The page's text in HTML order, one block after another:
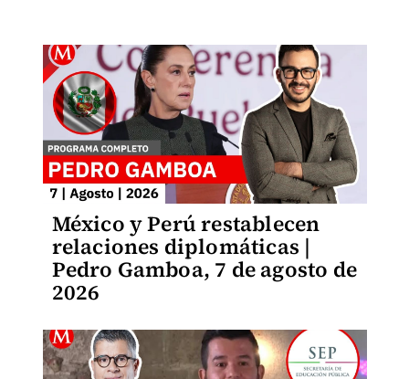
México y Perú restablecen
relaciones diplomáticas |
Pedro Gamboa, 7 de agosto de
2026